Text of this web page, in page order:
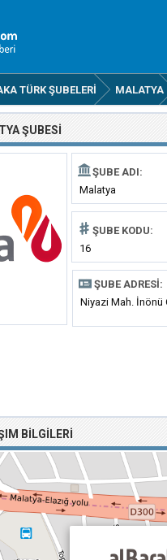
TÜRK ŞUBELERI MALATYA
ŞUBESI
ŞUBE ADI:
Malatya
ŞUBE KODU:
16
ŞUBE ADRESI:
Niyazi Mah. İnönü
BILGILERI